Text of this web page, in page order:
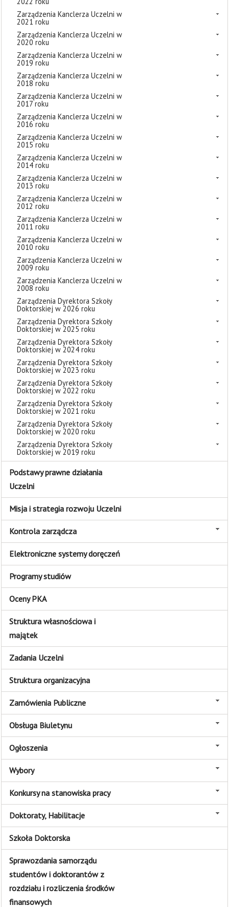
Zarządzenia Kanclerza Uczelni w
2021 roku
Zarządzenia Kanclerza Uczelni w
2020 roku
Zarządzenia Kanclerza Uczelni w
2019 roku
Zarządzenia Kanclerza Uczelni w
2018 roku
Zarządzenia Kanclerza Uczelni w
2017 roku
Zarządzenia Kanclerza Uczelni w
2016 roku
Zarządzenia Kanclerza Uczelni w
2015 roku
Zarządzenia Kanclerza Uczelni w
2014 roku
Zarządzenia Kanclerza Uczelni w
2013 roku
Zarządzenia Kanclerza Uczelni w
2012 roku
Zarządzenia Kanclerza Uczelni w
2011 roku
Zarządzenia Kanclerza Uczelni w
2010 roku
Zarządzenia Kanclerza Uczelni w
2009 roku
Zarządzenia Kanclerza Uczelni w
2008 roku
Zarządzenia Dyrektora Szkoły
Doktorskiej w 2026 roku
Zarządzenia Dyrektora Szkoły
Doktorskiej w 2025 roku
Zarządzenia Dyrektora Szkoły
Doktorskiej w 2024 roku
Zarządzenia Dyrektora Szkoły
Doktorskiej w 2023 roku
Zarządzenia Dyrektora Szkoły
Doktorskiej w 2022 roku
Zarządzenia Dyrektora Szkoły
Doktorskiej w 2021 roku
Zarządzenia Dyrektora Szkoły
Doktorskiej w 2020 roku
Zarządzenia Dyrektora Szkoły
Doktorskiej w 2019 roku
Podstawy prawne działania
Uczelni
Misja i strategia rozwoju Uczelni
Kontrola zarządcza
Elektroniczne systemy doręczeń
Programy studiów
Oceny PKA
Struktura własnościowa i
majątek
Zadania Uczelni
Struktura organizacyjna
Zamówienia Publiczne
Obsługa Biuletynu
Ogłoszenia
Wybory
Konkursy na stanowiska pracy
Doktoraty, Habilitacje
Szkoła Doktorska
Sprawozdania samorządu
studentów i doktorantów z
rozdziału i rozliczenia środków
finansowych